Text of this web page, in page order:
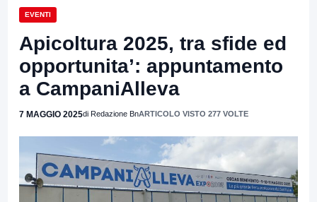
EVENTI
Apicoltura 2025, tra sfide ed
opportunita’: appuntamento
a CampaniAlleva
7 MAGGIO 2025di Redazione BnARTICOLO VISTO 277 VOLTE